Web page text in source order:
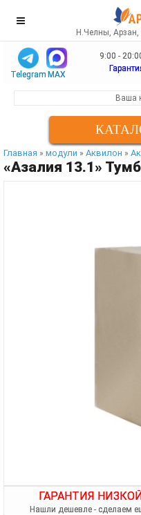
Н.Челны, Арзан,
Telegram MAX
9:00 -
Ваша
Главная » модули » Аквилон »
«Азалия 13.1»
ГАРАНТИЯ
Нашли дешевле - сделаем